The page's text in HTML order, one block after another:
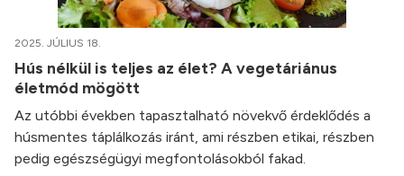
2025. JÚLIUS 18.
Hús nélkül is teljes az élet? A vegetáriánus
életmód mögött
Az utóbbi években tapasztalható növekvő érdeklődés a
húsmentes táplálkozás iránt, ami részben etikai, részben
pedig egészségügyi megfontolásokból fakad.